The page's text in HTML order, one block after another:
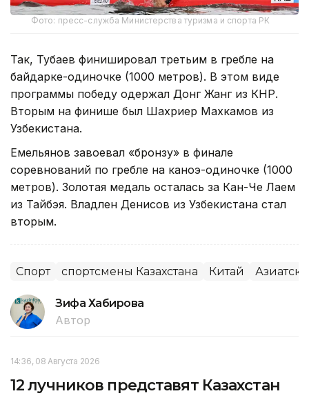
Фото: пресс-служба Министерства туризма и спорта РК
Так, Тубаев финишировал третьим в гребле на
байдарке-одиночке (1000 метров). В этом виде
программы победу одержал Донг Жанг из КНР.
Вторым на финише был Шахриер Махкамов из
Узбекистана.
Емельянов завоевал «бронзу» в финале
соревнований по гребле на каноэ-одиночке (1000
метров). Золотая медаль осталась за Кан-Че Лаем
из Тайбэя. Владлен Денисов из Узбекистана стал
вторым.
Спорт спортсмены Казахстана Китай
Зифа Хабирова
Автор
14:36, 08 Августа 2026
12 лучников представят Казахстан